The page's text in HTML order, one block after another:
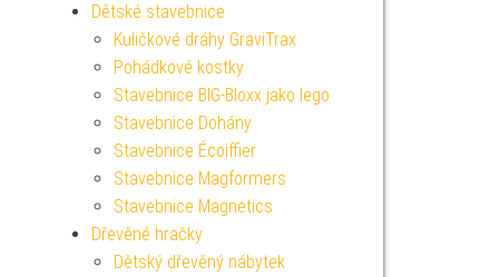
Dětské stavebnice
Kuličkové dráhy GraviTrax
Pohádkové kostky
Stavebnice BIG-Bloxx jako lego
Stavebnice Dohány
Stavebnice Écoiffier
Stavebnice Magformers
Stavebnice Magnetics
Dřevěné hračky
Dětský dřevěný nábytek